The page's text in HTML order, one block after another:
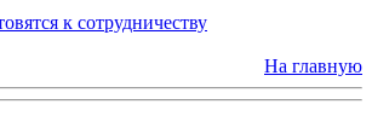
к сотрудничеству
На главную